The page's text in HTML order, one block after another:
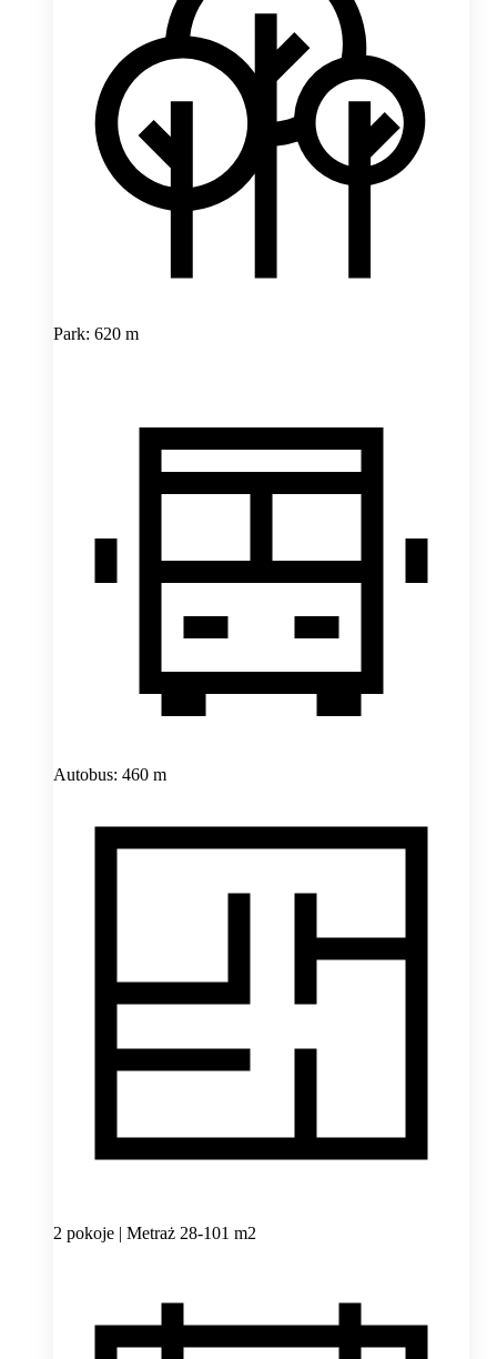
Park: 620 m
Autobus: 460 m
2 pokoje | Metraż 28-101 m2